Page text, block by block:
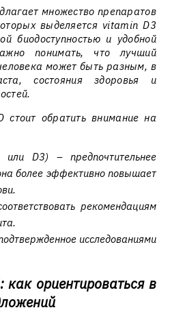
множество препаратов
выделяется vitamin D3
биодоступностью и удобной
понимать, что лучший
может быть разным, в
состояния здоровья и
обратить внимание на
D3) – предпочтительнее
более эффективно повышает
рекомендациям
исследованиями
ориентироваться в